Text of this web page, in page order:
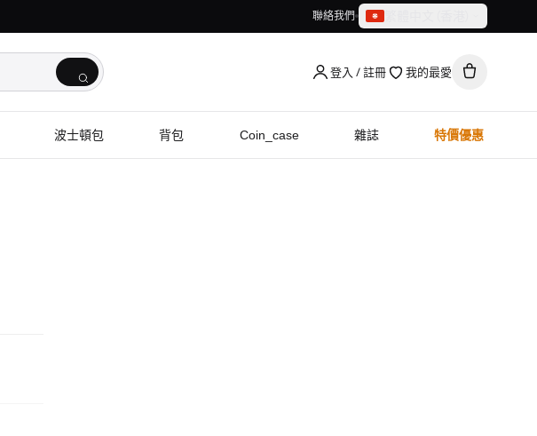
聯絡我們
繁體中文（香港）
登入 / 註冊 我的最愛
波士頓包 背包 Coin_case 雜誌 特價優惠